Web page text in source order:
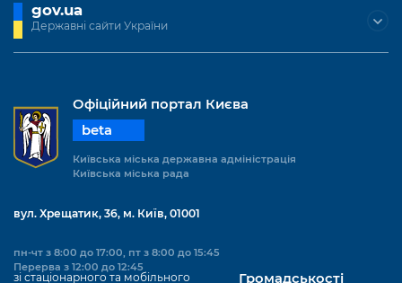
gov.ua
Державні сайти України
Офіційний портал Києва
beta
Київська міська державна адміністрація
Київська міська рада
вул. Хрещатик, 36, м. Київ, 01001
пн-чт з 8:00 до 17:00, пт з 8:00 до 15:45
Перерва з 12:00 до 12:45
зі стаціонарного та мобільного
Громадськості